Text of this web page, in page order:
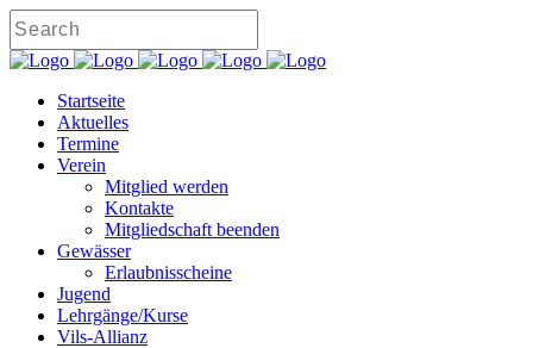
Startseite
Aktuelles
Termine
Verein
Mitglied werden
Kontakte
Mitgliedschaft beenden
Gewässer
Erlaubnisscheine
Jugend
Lehrgänge/Kurse
Vils-Allianz